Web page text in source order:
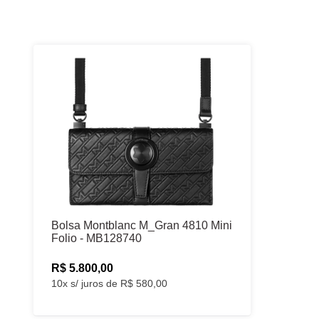
Bolsa Montblanc M_Gran 4810 Mini
Folio - MB128740
10x s/ juros de R$ 580,00
R$ 5.800,00